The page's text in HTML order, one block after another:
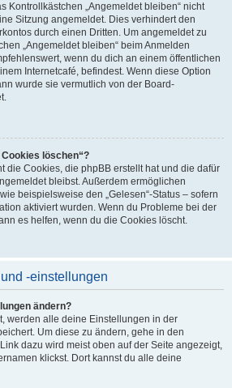
Kontrollkästchen „Angemeldet bleiben“ nicht
Sitzung angemeldet. Dies verhindert den
durch einen Dritten. Um angemeldet zu
„Angemeldet bleiben“ beim Anmelden
wenn du dich an einem öffentlichen
Internetcafé, befindest. Wenn diese Option
wurde sie vermutlich von der Board-
löschen“?
die Cookies, die phpBB erstellt hat und die dafür
bleibst. Außerdem ermöglichen
beispielsweise den „Gelesen“-Status – sofern
aktiviert wurden. Wenn du Probleme bei der
es helfen, wenn du die Cookies löscht.
-einstellungen
ändern?
werden alle deine Einstellungen in der
Um diese zu ändern, gehe in den
dazu wird meist oben auf der Seite angezeigt,
klickst. Dort kannst du alle deine